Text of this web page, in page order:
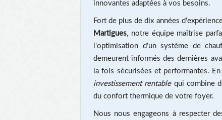
innovantes adaptées à vos besoins.
Fort de plus de dix années
Martigues, notre équipe maîtrise
l'optimisation d'un système de
demeurent informés des dernières
la fois sécurisées et performantes.
investissement rentablequi combine
du confort thermique de votre foyer.
Nous nous engageons à respecter